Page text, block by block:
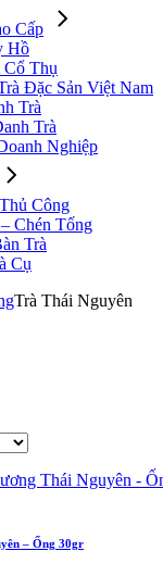
Cấp
Hồ
Cổ Thụ
Đặc Sản Việt Nam
Trà
Trà
Nghiệp
Công
Chén Tống
Trà
Cụ
Trà Thái Nguyên
– Ống 30gr